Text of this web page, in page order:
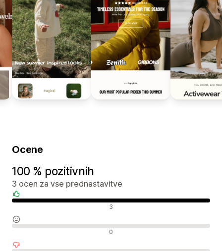
Ocene
100 % pozitivnih
3 ocen za vse prednastavitve
3
0